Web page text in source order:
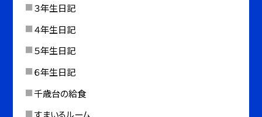
３年生日記
４年生日記
５年生日記
６年生日記
千歳台の給食
すまいるルーム